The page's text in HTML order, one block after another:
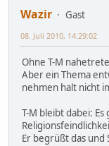
Wazir
Gast
08. Juli 2010, 14:29:02
Ohne T-M
Aber ein Thema
nehmen halt nicht
T-M bleibt dabei: Es
Er begrüßt das und